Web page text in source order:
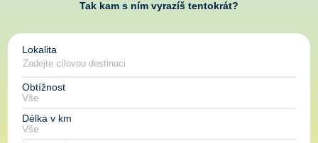
Tak kam s ním vyrazíš tentokrát?
Lokalita
Obtížnost
Délka v km